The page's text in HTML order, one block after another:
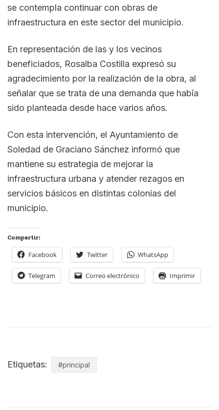
se contempla continuar con obras de
infraestructura en este sector del municipio.
En representación de las y los vecinos
beneficiados, Rosalba Costilla expresó su
agradecimiento por la realización de la obra, al
señalar que se trata de una demanda que había
sido planteada desde hace varios años.
Con esta intervención, el Ayuntamiento de
Soledad de Graciano Sánchez informó que
mantiene su estrategia de mejorar la
infraestructura urbana y atender rezagos en
servicios básicos en distintas colonias del
municipio.
Compartir:
Facebook Twitter WhatsApp
Telegram Correo electrónico Imprimir
Etiquetas: #principal